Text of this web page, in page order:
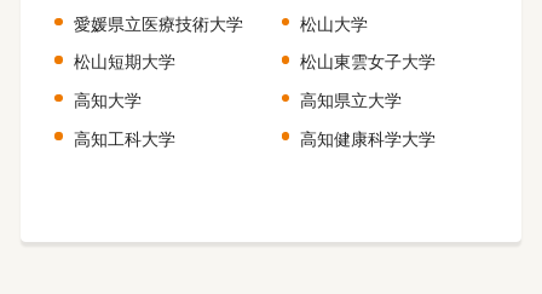
愛媛県立医療技術大学
松山大学
松山短期大学
松山東雲女子大学
高知大学
高知県立大学
高知工科大学
高知健康科学大学